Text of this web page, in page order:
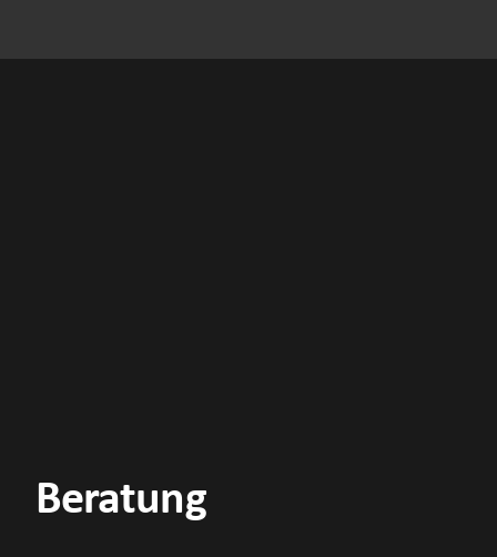
Beratung